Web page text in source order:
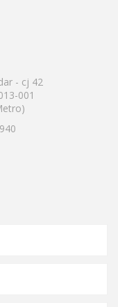
- cj 42
001